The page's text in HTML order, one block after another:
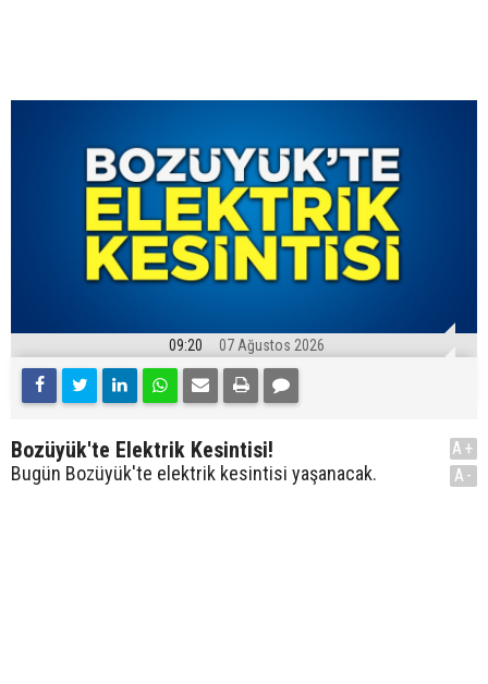
09:20 07 Ağustos 2026
Bozüyük'te Elektrik Kesintisi!
Bugün Bozüyük'te elektrik kesintisi yaşanacak.
A+
A-